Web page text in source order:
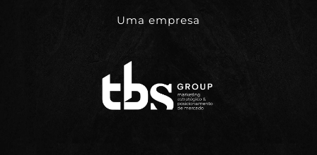
Uma empresa